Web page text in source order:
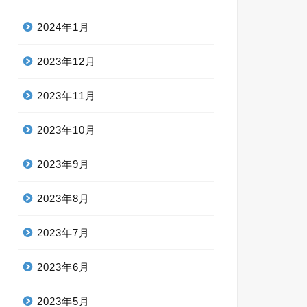
2024年1月
2023年12月
2023年11月
2023年10月
2023年9月
2023年8月
2023年7月
2023年6月
2023年5月